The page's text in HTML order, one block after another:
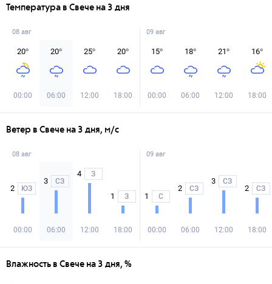
Температура в Свече на 3 дня
08 авг
20°
00:00
20°
06:00
25°
12:00
20°
18:00
09 авг
15°
00:00
18°
06:00
21°
12:00
16°
18:00
Ветер в Свече на 3 дня, м/с
08 авг
2 ЮЗ
00:00
3 СЗ
06:00
4 З
12:00
1 З
18:00
09 авг
1 С
00:00
2 СЗ
06:00
3 СЗ
12:00
2 СЗ
18:00
Влажность в Свече на 3 дня, %